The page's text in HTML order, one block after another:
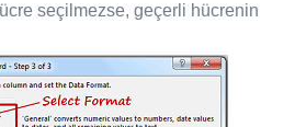
seçilmezse, geçerli hücrenin